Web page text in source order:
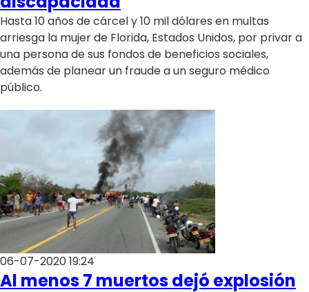
Hasta 10 años de cárcel y 10 mil dólares en multas
arriesga la mujer de Florida, Estados Unidos, por privar a
una persona de sus fondos de beneficios sociales,
además de planear un fraude a un seguro médico
público.
06-07-2020 19:24
Al menos 7 muertos dejó explosión